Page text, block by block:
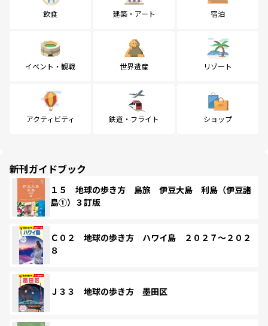
飲食 建築・アート 宿泊
イベント・観戦 世界遺産 リゾート
アクティビティ 鉄道・フライト ショップ
新刊ガイドブック
１５ 地球の歩き方 島旅 伊豆大島 利島（伊豆諸
島①）３訂版
Ｃ０２ 地球の歩き方 ハワイ島 ２０２７～２０２
８
Ｊ３３ 地球の歩き方 墨田区